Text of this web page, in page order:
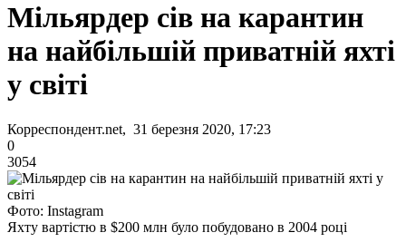
Мільярдер сів на карантин
на найбільшій приватній яхті
у світі
Корреспондент.net, 31 березня 2020, 17:23
0
3054
Фото: Instagram
Яхту вартістю в $200 млн було побудовано в 2004 році